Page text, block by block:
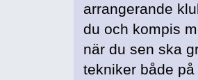
arrangerande
du och kompis
när du sen ska
tekniker både